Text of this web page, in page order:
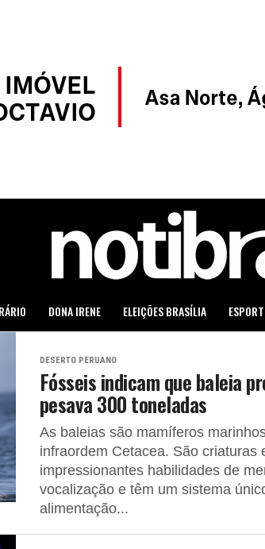
DONA IRENE ELEIÇÕES BRASÍLIA
DESERTO PERUANO
Fósseis indicam que baleia
pesava 300 toneladas
As baleias são mamíferos
infraordem Cetacea. São criaturas
impressionantes habilidades de
vocalização e têm um sistema
alimentação...